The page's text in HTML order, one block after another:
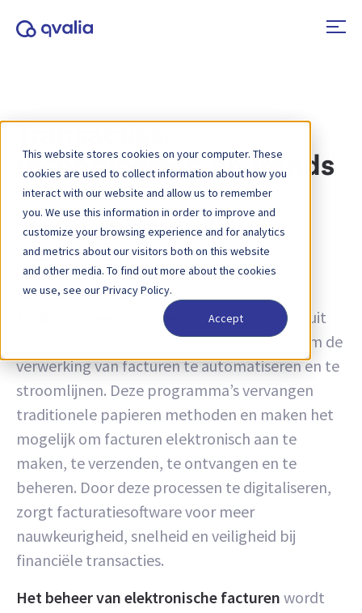
This website stores cookies on your computer. These
cookies are used to collect information about how you
interact with our website and allow us to remember
you. We use this information in order to improve and
customize your browsing experience and for analytics
and metrics about our visitors both on this website
and other media. To find out more about the cookies
we use, see our Privacy Policy.
Accept
technologieën en trends
Categorie: Facturatiesoftware
Facturatiesoftware
Facturatiesoftware, ook wel
factuurbeheersoftware
genoemd, bestaat uit
digitale hulpmiddelen die zijn ontworpen om de
verwerking van facturen te automatiseren en te
stroomlijnen. Deze programma’s vervangen
traditionele papieren methoden en maken het
mogelijk om facturen elektronisch aan te
maken, te verzenden, te ontvangen en te
beheren. Door deze processen te digitaliseren,
zorgt facturatiesoftware voor meer
nauwkeurigheid, snelheid en veiligheid bij
financiële transacties.
Het beheer van elektronische facturen wordt